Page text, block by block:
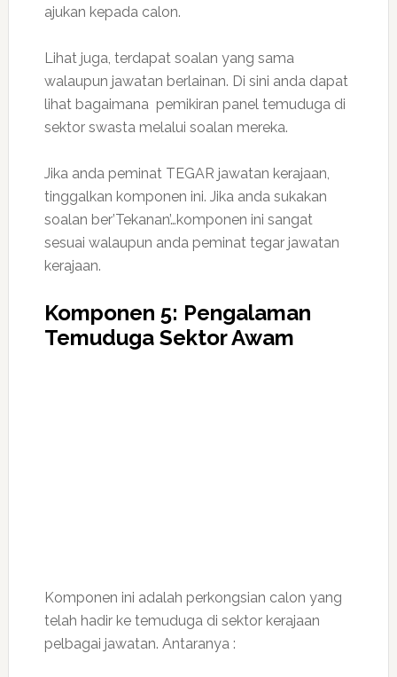
ajukan kepada calon.
Lihat juga, terdapat soalan yang sama
walaupun jawatan berlainan. Di sini anda dapat
lihat bagaimana pemikiran panel temuduga di
sektor swasta melalui soalan mereka.
Jika anda peminat TEGAR jawatan kerajaan,
tinggalkan komponen ini. Jika anda sukakan
soalan ber’Tekanan’…komponen ini sangat
sesuai walaupun anda peminat tegar jawatan
kerajaan.
Komponen 5: Pengalaman
Temuduga Sektor Awam
Komponen ini adalah perkongsian calon yang
telah hadir ke temuduga di sektor kerajaan
pelbagai jawatan. Antaranya :